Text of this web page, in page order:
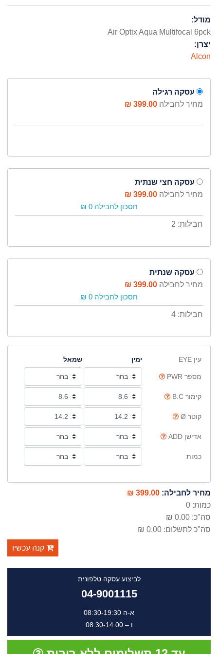
מודל:
Air Optix Aqua Multifocal 6pck
יצרן:
Alcon
עסקה רגילה
מחיר לחבילה 399.00 ₪
עסקה חצי שנתית
מחיר לחבילה 399.00 ₪
חסכון לחבילה 0 ₪
חבילות: 2
עסקה שנתית
מחיר לחבילה 399.00 ₪
חסכון לחבילה 0 ₪
חבילות: 4
עין EYE ימין שמאל
מספר PWR
קימור B.C
קוטר Ø
אדישן ADD
כמות
מחיר לחבילה: 399.00 ₪
כמות: 0
סה"כ: 0.00 ₪
סה"כ לתשלום: 0.00 ₪
קנה עכשיו
לביצוע עסקה טלפונית
04-9001115
א-ה 08:30-19:30
ו – 08:30-14:00